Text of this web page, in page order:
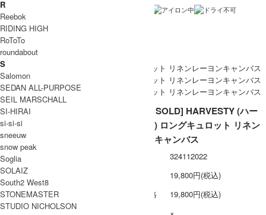
裏地 / 透け感
[THANK SOLD] HARVESTY (ハー
ベスティ) ロングキュロット リネン
レーヨンキャンバス
324112022
19,800円(税込)
販売価格
19,800円(税込)
R
Reebok
RIDING HIGH
RoToTo
roundabout
S
Salomon
SEDAN ALL-PURPOSE
SEIL MARSCHALL
SI-HIRAI
si-si-si
sneeuw
snow peak
Soglia
SOLAIZ
South2 West8
STONEMASTER
STUDIO NICHOLSON